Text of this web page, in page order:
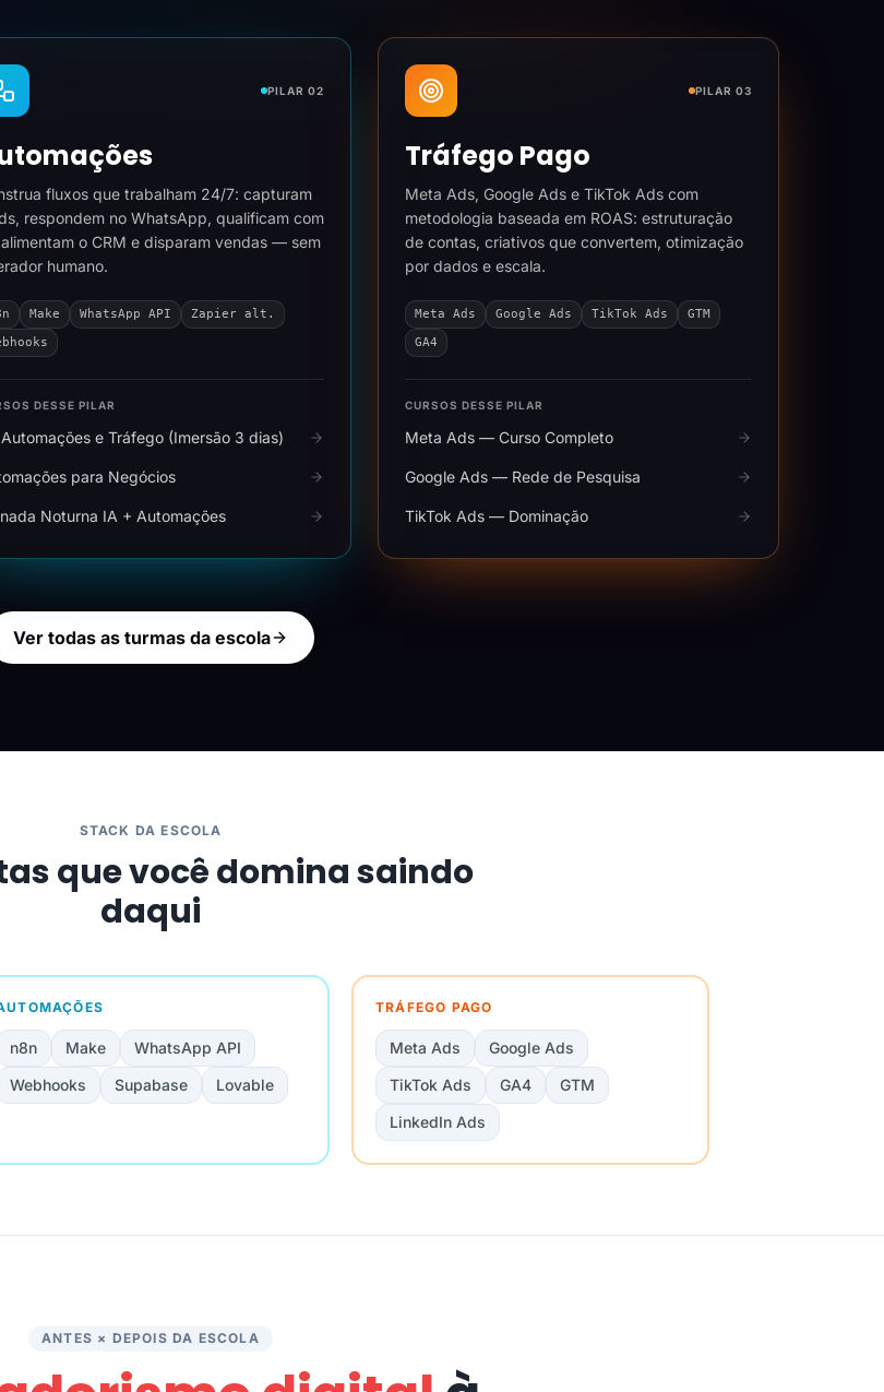
PILAR 02
fluxos que trabalham 24/7: capturam
respondem no WhatsApp, qualificam com
o CRM e disparam vendas — sem
humano.
Make WhatsApp API
Zapier alt.
DESSE PILAR
e Tráfego (Imersão 3 dias)
para Negócios
Noturna IA + Automações
PILAR 03
Tráfego Pago
Meta Ads, Google Ads e TikTok Ads com
metodologia baseada em ROAS: estruturação
de contas, criativos que convertem, otimização
por dados e escala.
Meta Ads Google Ads TikTok Ads
GTM
GA4
CURSOS DESSE PILAR
Meta Ads — Curso Completo
Google Ads — Rede de Pesquisa
TikTok Ads — Dominação
Ver todas as turmas da escola
STACK DA ESCOLA
que você domina saindo
daqui
n8n Make
WhatsApp API
Webhooks
Supabase Lovable
TRÁFEGO PAGO
Meta Ads
Google Ads
TikTok Ads
GA4
GTM
LinkedIn Ads
ANTES × DEPOIS DA ESCOLA